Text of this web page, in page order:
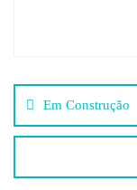
de
artigos
Em Construção